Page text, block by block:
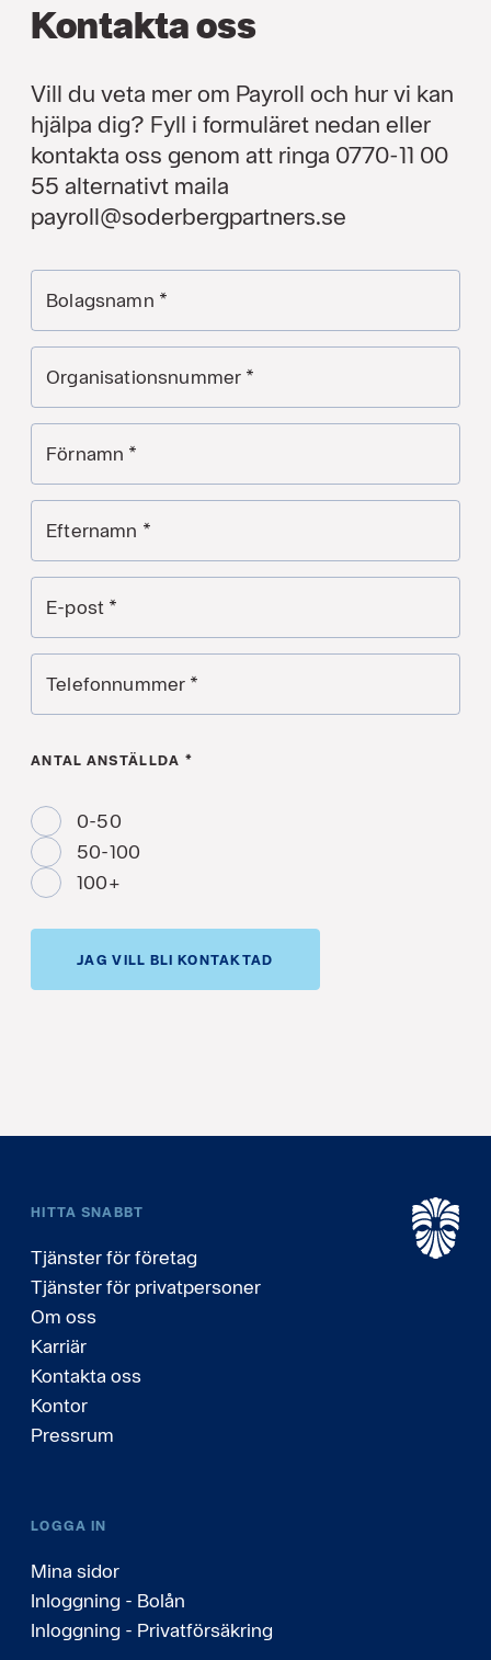
Kontakta oss
Vill du veta mer om Payroll och hur vi kan
hjälpa dig? Fyll i formuläret nedan eller
kontakta oss genom att ringa 0770-11 00
55 alternativt maila
payroll@soderbergpartners.se
Bolagsnamn *
Organisationsnummer *
Förnamn *
Efternamn *
E-post *
Telefonnummer *
ANTAL ANSTÄLLDA *
0-50
50-100
100+
JAG VILL BLI KONTAKTAD
HITTA SNABBT
Tjänster för företag
Tjänster för privatpersoner
Om oss
Karriär
Kontakta oss
Kontor
Pressrum
LOGGA IN
Mina sidor
Inloggning - Bolån
Inloggning - Privatförsäkring